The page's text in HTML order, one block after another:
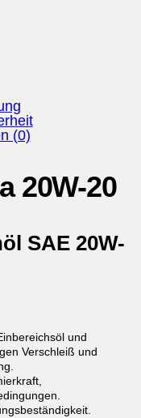
(0)
20W-20
SAE 20W-
und
Verschleiß und